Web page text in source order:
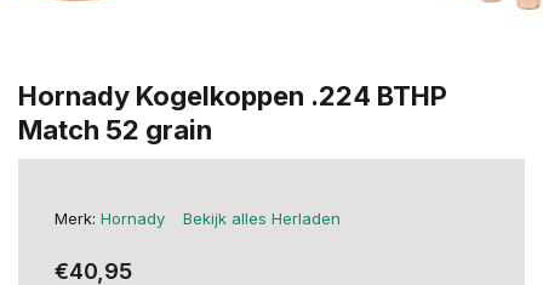
Hornady Kogelkoppen .224 BTHP
Match 52 grain
Merk: Hornady Bekijk alles Herladen
€40,95